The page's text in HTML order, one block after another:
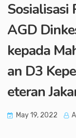
Sosialisasi
AGD
kepada
an D3
eteran
May 19, 2022